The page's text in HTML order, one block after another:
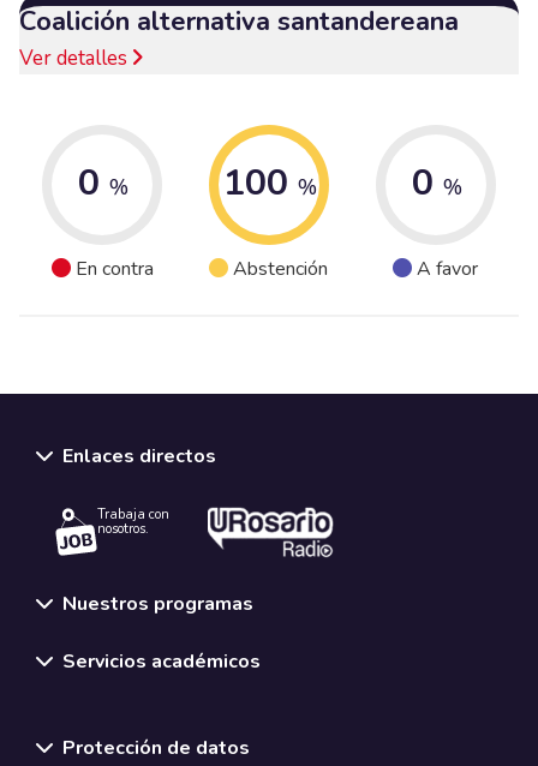
Coalición alternativa santandereana
Ver detalles
0 %
En contra
100 %
Abstención
0 %
A favor
Enlaces directos
Trabaja con
nosotros.
Nuestros programas
Servicios académicos
Protección de datos